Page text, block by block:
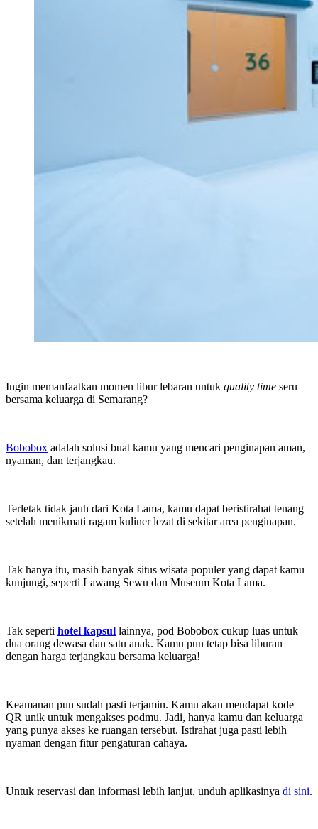
Ingin memanfaatkan momen libur lebaran untuk quality time seru
bersama keluarga di Semarang?
Bobobox adalah solusi buat kamu yang mencari penginapan aman,
nyaman, dan terjangkau.
Terletak tidak jauh dari Kota Lama, kamu dapat beristirahat tenang
setelah menikmati ragam kuliner lezat di sekitar area penginapan.
Tak hanya itu, masih banyak situs wisata populer yang dapat kamu
kunjungi, seperti Lawang Sewu dan Museum Kota Lama.
Tak seperti hotel kapsul lainnya, pod Bobobox cukup luas untuk
dua orang dewasa dan satu anak. Kamu pun tetap bisa liburan
dengan harga terjangkau bersama keluarga!
Keamanan pun sudah pasti terjamin. Kamu akan mendapat kode
QR unik untuk mengakses podmu. Jadi, hanya kamu dan keluarga
yang punya akses ke ruangan tersebut. Istirahat juga pasti lebih
nyaman dengan fitur pengaturan cahaya.
Untuk reservasi dan informasi lebih lanjut, unduh aplikasinya di sini.